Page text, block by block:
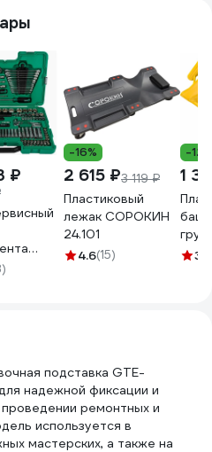
₽
-16%
2 615 ₽3 119 ₽
Пластиковый
лежак СОРОКИН
24.101
4.6(15)
-12%
1
3.4
подставка GTE-
надежной фиксации и
ремонтных и
используется в
мастерских, а также на